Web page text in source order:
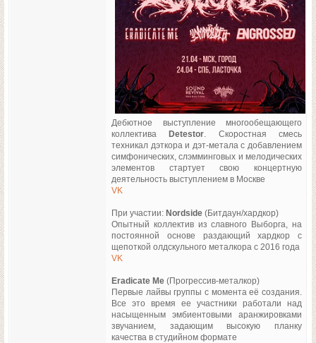
Дебютное выступление многообещающего
коллектива
Detestor . Скоростная смесь
техникал дэткора и дэт-метала с добавлением
симфонических, слэмминговых и мелодических
элементов стартует свою концертную
деятельность выступлением в Москве
VK
При участии: Nordside (Битдаун/хардкор)
Опытный коллектив из славного Выборга, на
постоянной основе раздающий хардкор с
щепоткой олдскульного металкора с 2016 года
VK
Eradicate Me (Прогрессив-металкор)
Первые лайвы группы с момента её создания.
Все это время ее участники работали над
насыщенным эмбиентовыми аранжировками
звучанием, задающим высокую планку
качества в студийном формате